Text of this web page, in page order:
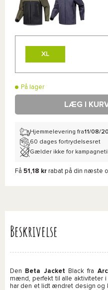
XL
På lager
LÆG I
Hjemmelevering fra11/08/
60 dages fortrydelsesret
Gælder ikke for
Få 51,18 kr rabat på din næste
Beskrivelse
Den Beta Jacket Black fra
mænd, perfekt til alle aktiviteter
har den et lidt ændret design